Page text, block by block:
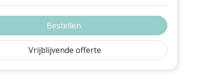
Bestellen
Vrijblijvende offerte